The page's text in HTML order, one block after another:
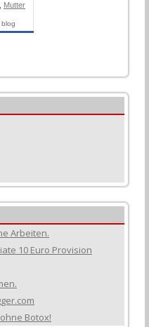
Mutter
blog
Arbeiten.
10 Euro Provision
Botox!